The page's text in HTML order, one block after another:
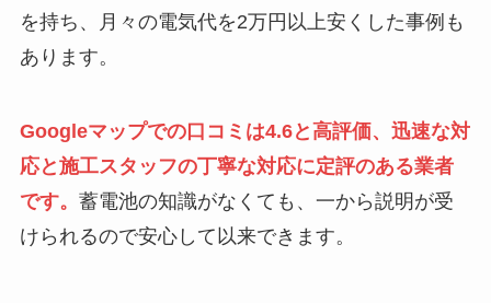
を持ち、月々の電気代を2万円以上安くした事例も
あります。
Googleマップでの口コミは4.6と高評価、迅速な対
応と施工スタッフの丁寧な対応に定評のある業者
です。 蓄電池の知識がなくても、一から説明が受
けられるので安心して以来できます。